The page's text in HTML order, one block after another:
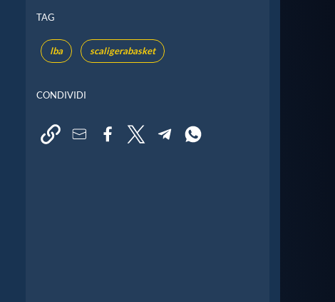
TAG
lba scaligerabasket
CONDIVIDI